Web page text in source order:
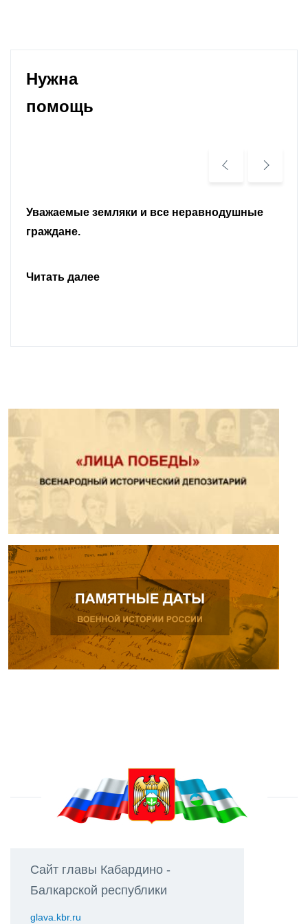
Нужна
помощь
Уважаемые земляки и все неравнодушные
граждане.
Читать далее
Сайт главы Кабардино -
Балкарской республики
glava.kbr.ru